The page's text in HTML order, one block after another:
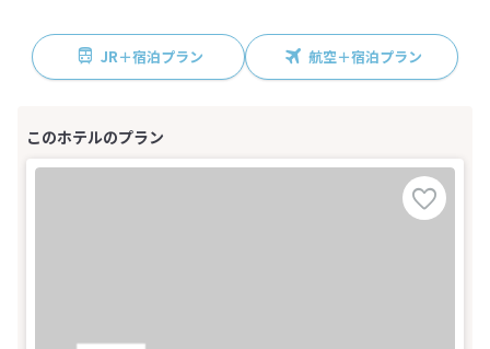
JR＋宿泊プラン 航空＋宿泊プラン